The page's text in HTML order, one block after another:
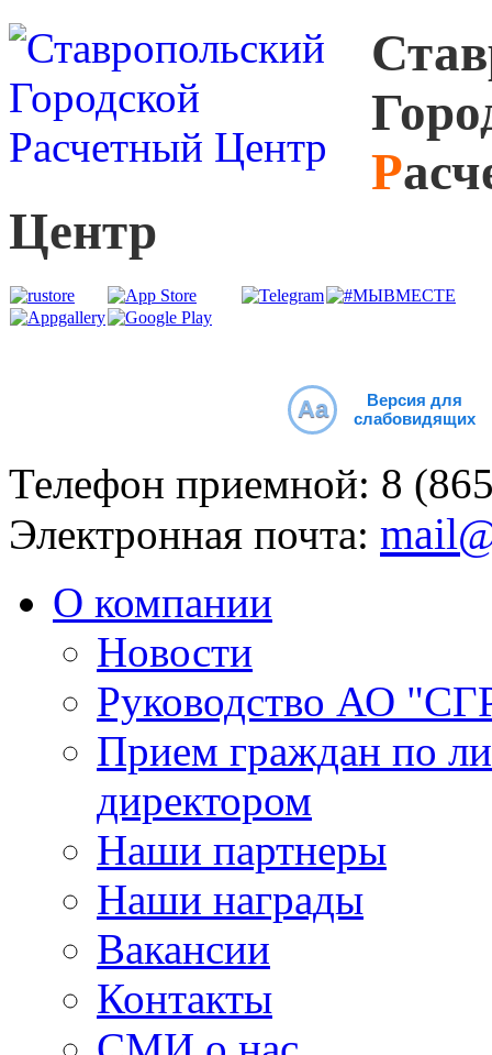
С
Г
Р
Центр
Aa
Версия для
слабовидящих
Телефон приемной: 8
Электронная почта:
О компании
Новости
Руководство АО
Прием граждан по
директором
Наши партнеры
Наши награды
Вакансии
Контакты